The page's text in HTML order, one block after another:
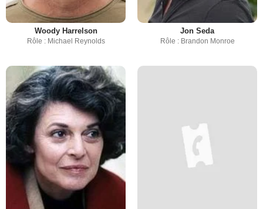
Woody Harrelson
Rôle : Michael Reynolds
Jon Seda
Rôle : Brandon Monroe